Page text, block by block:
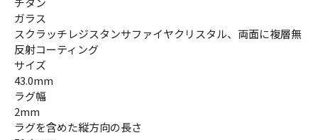
ガラス
スクラッチレジスタンサファイヤクリスタル、両面に複層無
反射コーティング
サイズ
43.0mm
ラグ幅
2mm
ラグを含めた縦方向の長さ